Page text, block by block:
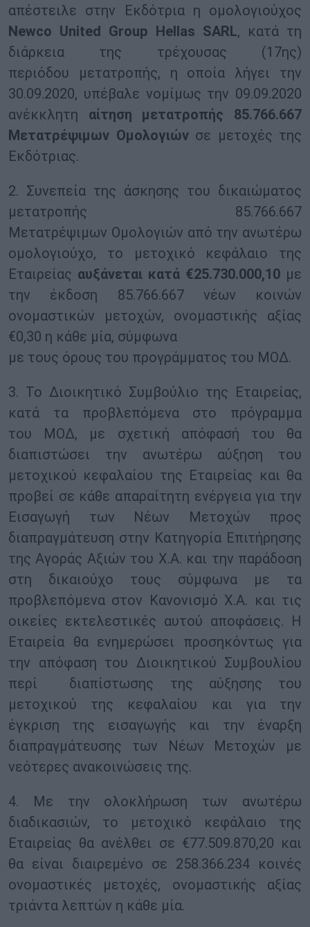
απέστειλε στην Εκδότρια η ομολογιούχος
Newco United Group Hellas SARL, κατά τη
διάρκεια της τρέχουσας (17ης)
περιόδου μετατροπής, η οποία λήγει την
30.09.2020, υπέβαλε νομίμως την 09.09.2020
ανέκκλητη αίτηση μετατροπής 85.766.667
Μετατρέψιμων Ομολογιώνσε μετοχές της
Εκδότριας.
2. Συνεπεία της άσκησης του δικαιώματος
μετατροπής 85.766.667
Μετατρέψιμων Ομολογιών από την ανωτέρω
ομολογιούχο, το μετοχικό κεφάλαιο της
Εταιρείας αυξάνεται κατά €25.730.000,10 με
την έκδοση 85.766.667 νέων κοινών
ονομαστικών μετοχών, ονομαστικής αξίας
€0,30 η κάθε μία, σύμφωνα
με τους όρους του προγράμματος του ΜΟΔ.
3. Το Διοικητικό Συμβούλιο της Εταιρείας,
κατά τα προβλεπόμενα στο πρόγραμμα
του ΜΟΔ, με σχετική απόφασή του θα
διαπιστώσει την ανωτέρω αύξηση του
μετοχικού κεφαλαίου της Εταιρείας και θα
προβεί σε κάθε απαραίτητη ενέργεια για την
Εισαγωγή των Νέων Μετοχών προς
διαπραγμάτευση στην Κατηγορία Επιτήρησης
της Αγοράς Αξιών του Χ.Α. και την παράδοση
στη δικαιούχο τους σύμφωνα με τα
προβλεπόμενα στον Κανονισμό Χ.Α. και τις
οικείες εκτελεστικές αυτού αποφάσεις. H
Εταιρεία θα ενημερώσει προσηκόντως για
την απόφαση του Διοικητικού Συμβουλίου
περί διαπίστωσης της αύξησης του
μετοχικού της κεφαλαίου και για την
έγκριση της εισαγωγής και την έναρξη
διαπραγμάτευσης των Νέων Μετοχών με
νεότερες ανακοινώσεις της.
4. Με την ολοκλήρωση των ανωτέρω
διαδικασιών, το μετοχικό κεφάλαιο της
Εταιρείας θα ανέλθει σε €77.509.870,20 και
θα είναι διαιρεμένο σε 258.366.234 κοινές
ονομαστικές μετοχές, ονομαστικής αξίας
τριάντα λεπτών η κάθε μία.